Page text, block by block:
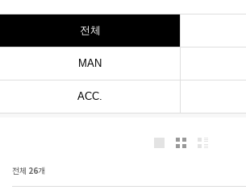
전체
MAN
ACC.
전체 26개